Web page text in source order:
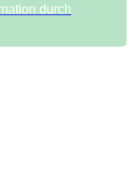
durch